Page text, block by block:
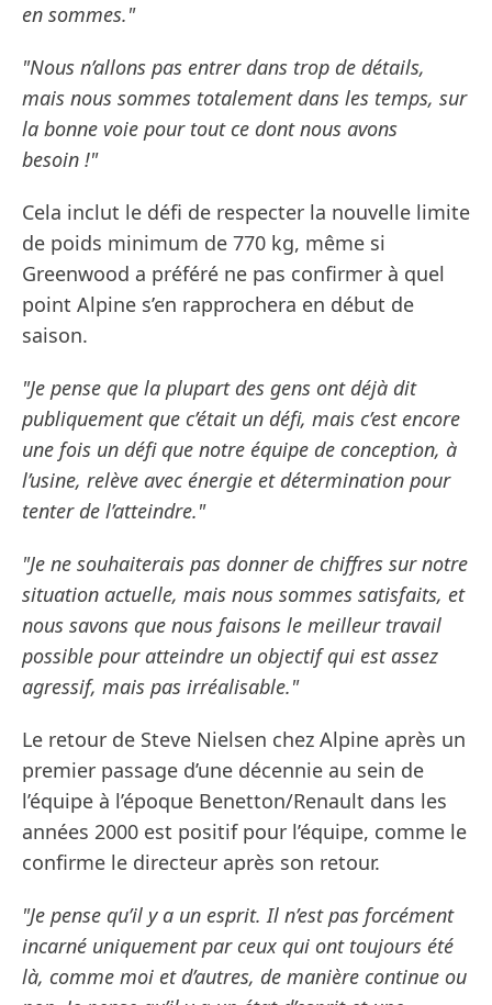
en sommes."
"Nous n’allons pas entrer dans trop de détails,
mais nous sommes totalement dans les temps, sur
la bonne voie pour tout ce dont nous avons
besoin !"
Cela inclut le défi de respecter la nouvelle limite
de poids minimum de 770 kg, même si
Greenwood a préféré ne pas confirmer à quel
point Alpine s’en rapprochera en début de
saison.
"Je pense que la plupart des gens ont déjà dit
publiquement que c’était un défi, mais c’est encore
une fois un défi que notre équipe de conception, à
l’usine, relève avec énergie et détermination pour
tenter de l’atteindre."
"Je ne souhaiterais pas donner de chiffres sur notre
situation actuelle, mais nous sommes satisfaits, et
nous savons que nous faisons le meilleur travail
possible pour atteindre un objectif qui est assez
agressif, mais pas irréalisable."
Le retour de Steve Nielsen chez Alpine après un
premier passage d’une décennie au sein de
l’équipe à l’époque Benetton/Renault dans les
années 2000 est positif pour l’équipe, comme le
confirme le directeur après son retour.
"Je pense qu’il y a un esprit. Il n’est pas forcément
incarné uniquement par ceux qui ont toujours été
là, comme moi et d’autres, de manière continue ou